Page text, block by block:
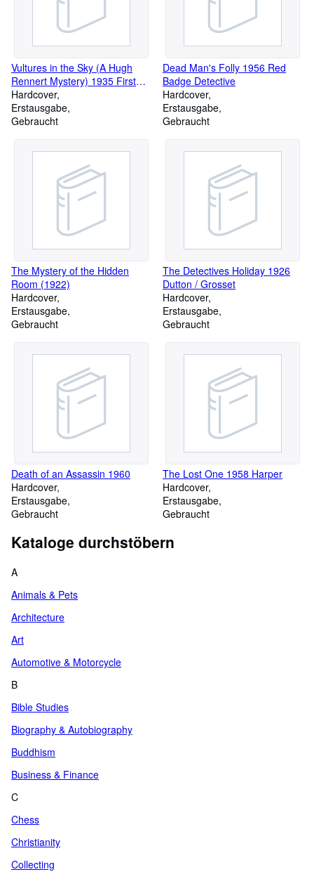
Vultures in the Sky (A Hugh
Rennert Mystery) 1935 First
Edition.
Hardcover
Erstausgabe
Gebraucht
Dead Man's Folly 1956 Red
Badge Detective
Hardcover
Erstausgabe
Gebraucht
The Mystery of the Hidden
Room (1922)
Hardcover
Erstausgabe
Gebraucht
The Detectives Holiday 1926
Dutton / Grosset
Hardcover
Erstausgabe
Gebraucht
Death of an Assassin 1960
Hardcover
Erstausgabe
Gebraucht
The Lost One 1958 Harper
Hardcover
Erstausgabe
Gebraucht
Kataloge durchstöbern
A
Animals & Pets
Architecture
Art
Automotive & Motorcycle
B
Bible Studies
Biography & Autobiography
Buddhism
Business & Finance
C
Chess
Christianity
Collecting